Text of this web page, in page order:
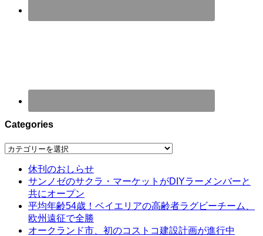
Categories
Categories
休刊のおしらせ
サンノゼのサクラ・マーケットがDIYラーメンバーと
共にオープン
平均年齢54歳！ベイエリアの高齢者ラグビーチーム、
欧州遠征で全勝
オークランド市、初のコストコ建設計画が進行中